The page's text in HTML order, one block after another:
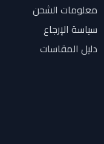
معلومات الشحن
سياسة الإرجاع
دليل المقاسات